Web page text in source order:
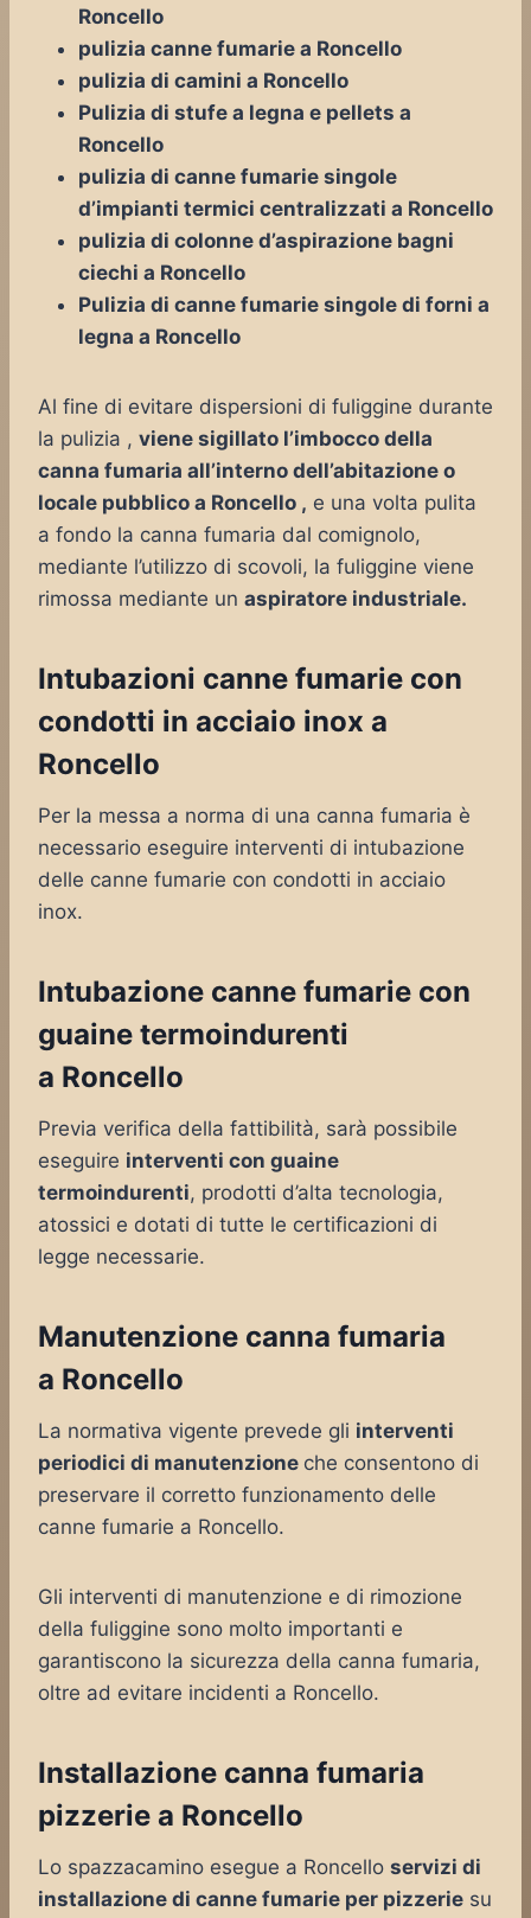
Roncello
pulizia canne fumarie a Roncello
pulizia di camini a Roncello
Pulizia di stufe a legna e pellets a
Roncello
pulizia di canne fumarie singole
d’impianti termici centralizzati a Roncello
pulizia di colonne d’aspirazione bagni
ciechi a Roncello
Pulizia di canne fumarie singole di forni a
legna a Roncello
Al fine di evitare dispersioni di fuliggine durante
la pulizia , viene sigillato l’imbocco della
canna fumaria all’interno dell’abitazione o
locale pubblico a Roncello , e una volta pulita
a fondo la canna fumaria dal comignolo,
mediante l’utilizzo di scovoli, la fuliggine viene
rimossa mediante un aspiratore industriale.
Intubazioni canne fumarie con
condotti in acciaio inox a
Roncello
Per la messa a norma di una canna fumaria è
necessario eseguire interventi di intubazione
delle canne fumarie con condotti in acciaio
inox.
Intubazione canne fumarie con
guaine termoindurenti
a Roncello
Previa verifica della fattibilità, sarà possibile
eseguire interventi con guaine
termoindurenti, prodotti d’alta tecnologia,
atossici e dotati di tutte le certificazioni di
legge necessarie.
Manutenzione canna fumaria
a Roncello
La normativa vigente prevede gli interventi
periodici di manutenzione che consentono di
preservare il corretto funzionamento delle
canne fumarie a Roncello.
Gli interventi di manutenzione e di rimozione
della fuliggine sono molto importanti e
garantiscono la sicurezza della canna fumaria,
oltre ad evitare incidenti a Roncello.
Installazione canna fumaria
pizzerie a Roncello
Lo spazzacamino esegue a Roncello servizi di
installazione di canne fumarie per pizzerie su